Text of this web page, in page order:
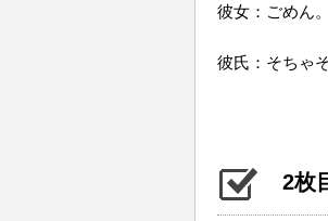
彼女：ごめん
彼氏：そちゃ
2枚